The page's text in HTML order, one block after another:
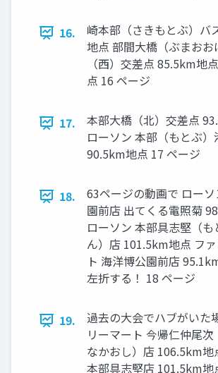
16.
崎本部（さきもとぶ）バ
地点 部間大橋（ぶまおお
（⻄）交差点 85.5km地
点 16 ページ
17.
本部大橋（北）交差点
ローソン 本部（もとぶ）
90.5km地点 17 ページ
18.
63ページの動画で ロー
園前店 出てくる電照菊
ローソン 本部具志堅（も
ん）店 101.5km地点 フ
ト 海洋博公園前店
左折する！ 18 ページ
19.
過去の大会でハブがいた
リーマート 今帰仁仲尾次
なかおし）店 106.5km地
本部具志堅店 101.5km地